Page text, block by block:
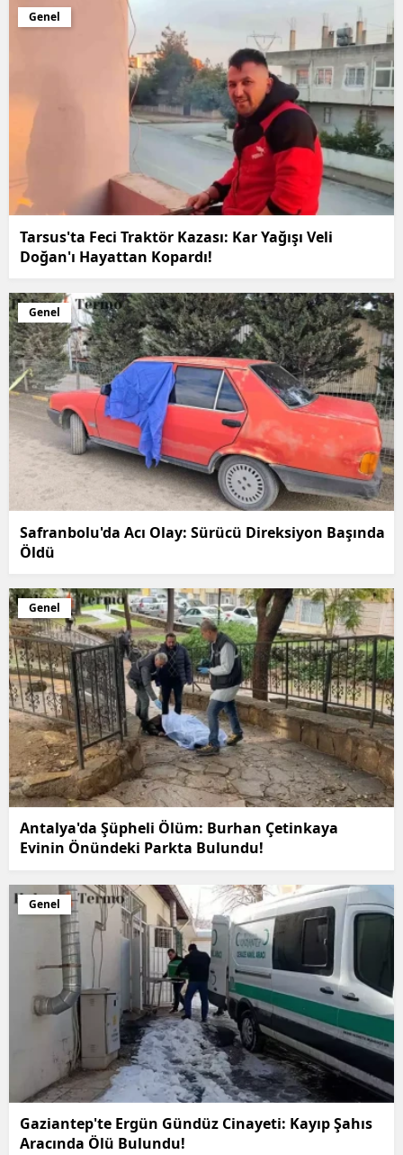
Genel
Tarsus'ta Feci Traktör Kazası: Kar Yağışı Veli
Doğan'ı Hayattan Kopardı!
Genel
Safranbolu'da Acı Olay: Sürücü Direksiyon Başında
Öldü
Genel
Antalya'da Şüpheli Ölüm: Burhan Çetinkaya
Evinin Önündeki Parkta Bulundu!
Genel
Gaziantep'te Ergün Gündüz Cinayeti: Kayıp Şahıs
Aracında Ölü Bulundu!